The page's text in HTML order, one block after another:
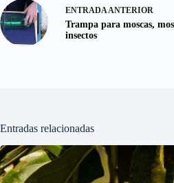
ENTRADAANTERIOR
Trampa para moscas,
insectos
Entradas relacionadas